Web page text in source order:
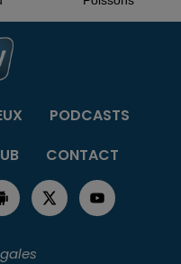
PODCASTS
CONTACT